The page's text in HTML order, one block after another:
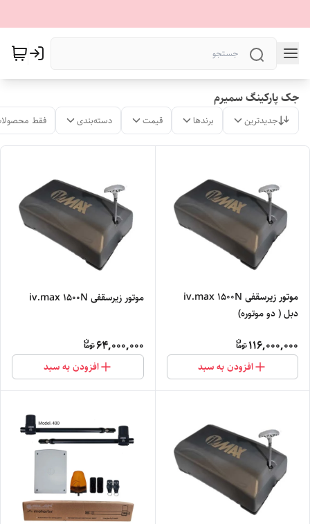
جک‌ پارکینگ سمیرم
جدیدترین برندها قیمت دسته‌بندی فقط
موتور زیرسقفی iv.max ۱۵۰۰N
دبل ( دو موتوره)
116,000,000
افزودن به سبد
موتور زیرسقفی iv.max ۱۵۰۰N
64,000,000
افزودن به سبد